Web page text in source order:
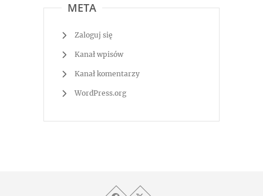
META
Zaloguj się
Kanał wpisów
Kanał komentarzy
WordPress.org